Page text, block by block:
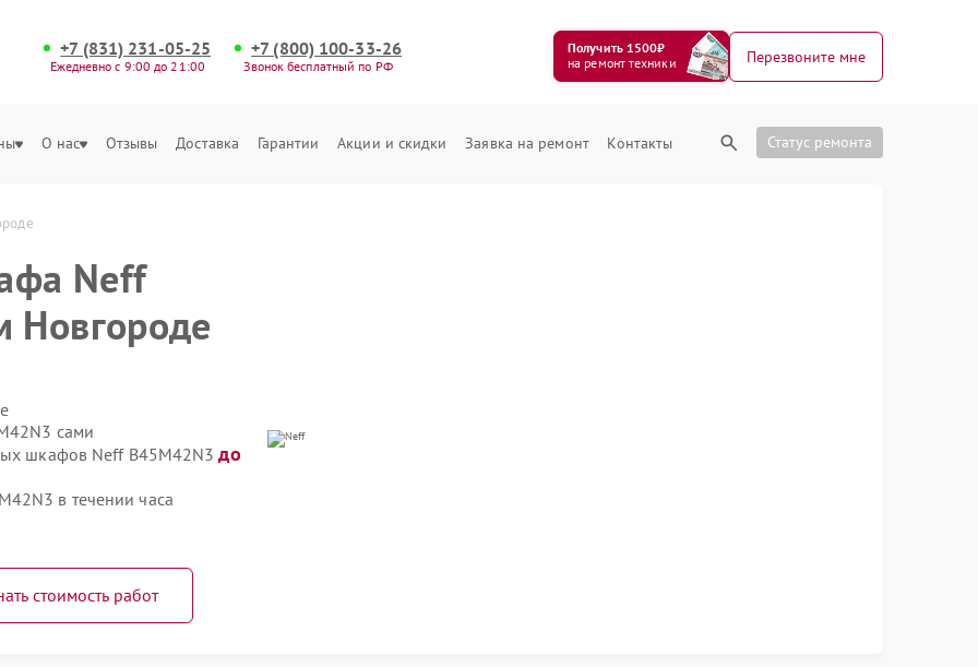
+7 (831) 231-05-25
Ежедневно с 9:00 до 21:00
+7 (800) 100-33-26
Звонок бесплатный по РФ
Получить 1500₽
на ремонт техники
Перезвоните мне
О нас Отзывы Доставка Гарантии Акции и скидки Заявка на ремонт Контакты Статус ремонта
Neff
Новгороде
сами
шкафов Neff B45M42N3до
в течении часа
стоимость работ